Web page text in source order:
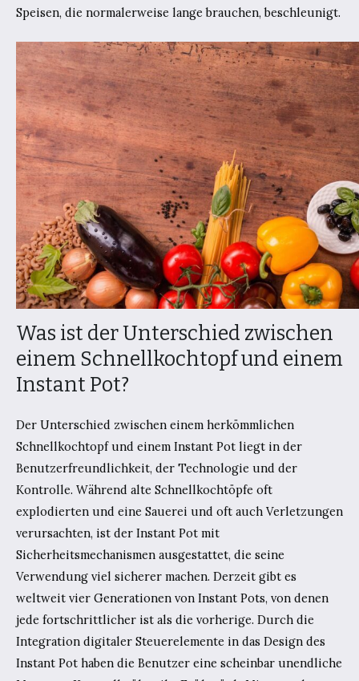
Speisen, die normalerweise lange brauchen, beschleunigt.
Was ist der Unterschied zwischen
einem Schnellkochtopf und einem
Instant Pot?
Der Unterschied zwischen einem herkömmlichen
Schnellkochtopf und einem Instant Pot liegt in der
Benutzerfreundlichkeit, der Technologie und der
Kontrolle. Während alte Schnellkochtöpfe oft
explodierten und eine Sauerei und oft auch Verletzungen
verursachten, ist der Instant Pot mit
Sicherheitsmechanismen ausgestattet, die seine
Verwendung viel sicherer machen. Derzeit gibt es
weltweit vier Generationen von Instant Pots, von denen
jede fortschrittlicher ist als die vorherige. Durch die
Integration digitaler Steuerelemente in das Design des
Instant Pot haben die Benutzer eine scheinbar unendliche